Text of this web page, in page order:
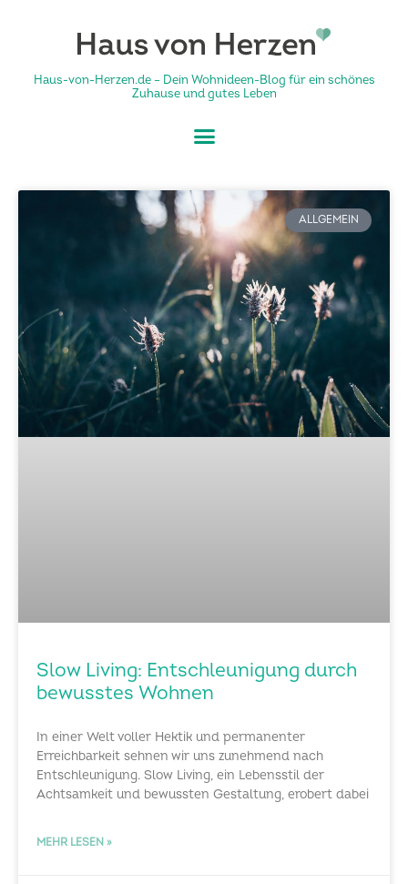
Haus-von-Herzen.de – Dein Wohnideen-Blog für ein schönes
Zuhause und gutes Leben
ALLGEMEIN
Slow Living: Entschleunigung durch
bewusstes Wohnen
In einer Welt voller Hektik und permanenter
Erreichbarkeit sehnen wir uns zunehmend nach
Entschleunigung. Slow Living, ein Lebensstil der
Achtsamkeit und bewussten Gestaltung, erobert dabei
MEHR LESEN »